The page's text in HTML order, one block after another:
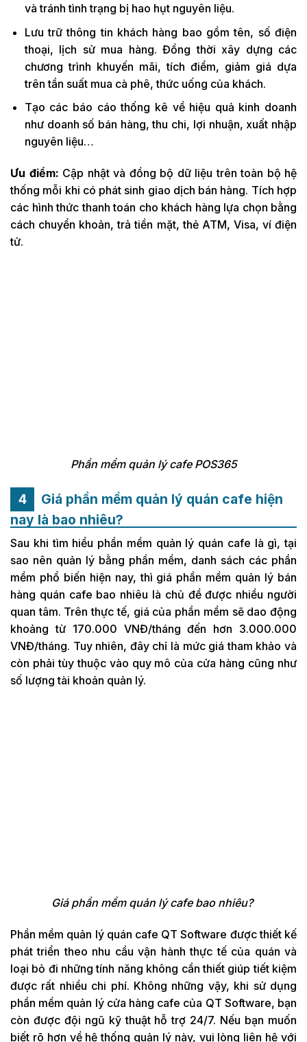
và tránh tình trạng bị hao hụt nguyên liệu.
Lưu trữ thông tin khách hàng bao gồm tên, số điện
thoại, lịch sử mua hàng. Đồng thời xây dựng các
chương trình khuyến mãi, tích điểm, giảm giá dựa
trên tần suất mua cà phê, thức uống của khách.
Tạo các báo cáo thống kê về hiệu quả kinh doanh
như doanh số bán hàng, thu chi, lợi nhuận, xuất nhập
nguyên liệu…
Ưu điểm: Cập nhật và đồng bộ dữ liệu trên toàn bộ hệ
thống mỗi khi có phát sinh giao dịch bán hàng. Tích hợp
các hình thức thanh toán cho khách hàng lựa chọn bằng
cách chuyển khoản, trả tiền mặt, thẻ ATM, Visa, ví điện
tử.
Phần mềm quản lý cafe POS365
Giá phần mềm quản lý quán cafe hiện
nay là bao nhiêu?
Sau khi tìm hiểu phần mềm quản lý quán cafe là gì, tại
sao nên quản lý bằng phần mềm, danh sách các phần
mềm phổ biến hiện nay, thì giá phần mềm quản lý bán
hàng quán cafe bao nhiêu là chủ đề được nhiều người
quan tâm. Trên thực tế, giá của phần mềm sẽ dao động
khoảng từ 170.000 VNĐ/tháng đến hơn 3.000.000
VNĐ/tháng. Tuy nhiên, đây chỉ là mức giá tham khảo và
còn phải tùy thuộc vào quy mô của cửa hàng cũng như
số lượng tài khoản quản lý.
Giá phần mềm quản lý cafe bao nhiêu?
Phần mềm quản lý quán cafe QT Software được thiết kế
phát triển theo nhu cầu vận hành thực tế của quán và
loại bỏ đi những tính năng không cần thiết giúp tiết kiệm
được rất nhiều chi phí. Không những vậy, khi sử dụng
phần mềm quản lý cửa hàng cafe của QT Software, bạn
còn được đội ngũ kỹ thuật hỗ trợ 24/7. Nếu bạn muốn
biết rõ hơn về hệ thống quản lý này, vui lòng liên hệ với